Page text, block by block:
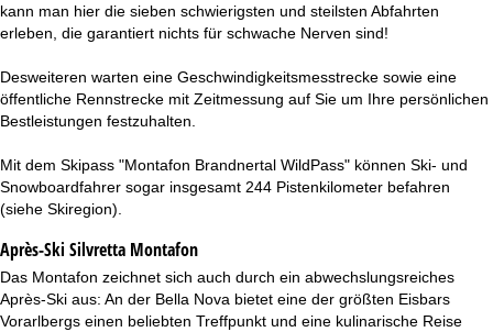
kann man hier die sieben schwierigsten und steilsten Abfahrten
erleben, die garantiert nichts für schwache Nerven sind!
Desweiteren warten eine Geschwindigkeitsmesstrecke sowie eine
öffentliche Rennstrecke mit Zeitmessung auf Sie um Ihre persönlichen
Bestleistungen festzuhalten.
Mit dem Skipass "Montafon Brandnertal WildPass" können Ski- und
Snowboardfahrer sogar insgesamt 244 Pistenkilometer befahren
(siehe Skiregion).
Après-Ski Silvretta Montafon
Das Montafon zeichnet sich auch durch ein abwechslungsreiches
Après-Ski aus: An der Bella Nova bietet eine der größten Eisbars
Vorarlbergs einen beliebten Treffpunkt und eine kulinarische Reise